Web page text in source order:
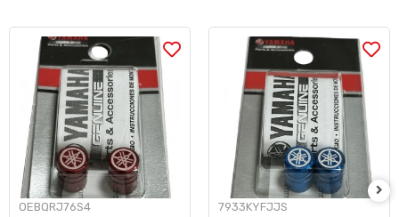
OEBQRJ76S4 7933KYFJJS